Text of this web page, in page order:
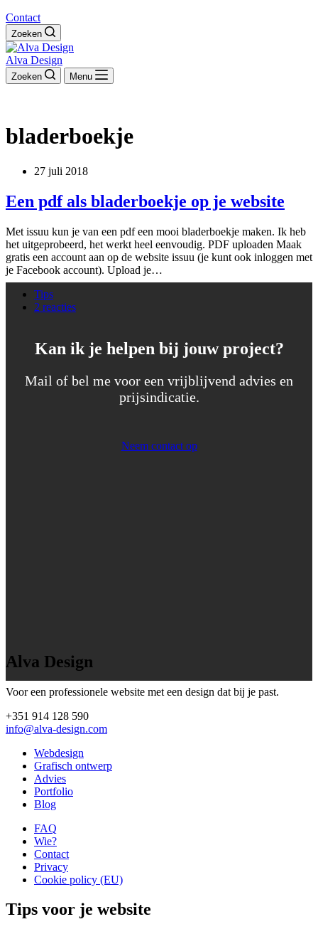
Contact
Zoeken
Alva Design
Zoeken Menu
bladerboekje
27 juli 2018
Een pdf als bladerboekje op je website
Met issuu kun je van een pdf een mooi bladerboekje maken. Ik heb
het uitgeprobeerd, het werkt heel eenvoudig. PDF uploaden Maak
gratis een account aan op de website issuu (je kunt ook inloggen met
je Facebook account). Upload je…
Tips
2 reacties
Kan ik je helpen bij jouw project?
Mail of bel me voor een vrijblijvend advies en
prijsindicatie.
Neem contact op
Alva Design
Voor een professionele website met een design dat bij je past.
+351 914 128 590
info@alva-design.com
Webdesign
Grafisch ontwerp
Advies
Portfolio
Blog
FAQ
Wie?
Contact
Privacy
Cookie policy (EU)
Tips voor je website